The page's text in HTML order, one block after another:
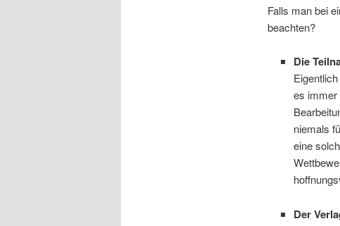
Falls man bei
beachten?
Die
es immer
niemals
eine
Der